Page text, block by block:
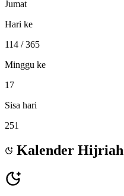
Jumat
Hari ke
114 / 365
Minggu ke
17
Sisa hari
251
Kalender Hijriah